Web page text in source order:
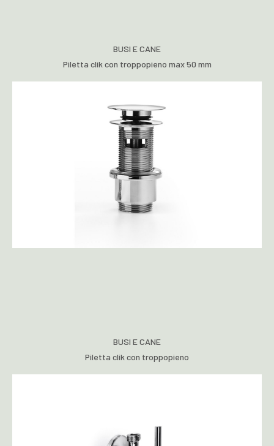
BUSI E CANE
Piletta clik con troppopieno max 50 mm
BUSI E CANE
Piletta clik con troppopieno